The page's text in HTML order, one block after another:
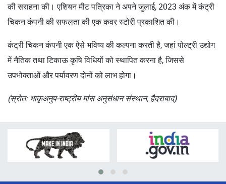
की सराहना की। एशियन मीट पत्रिका ने अपने जुलाई, 2023 अंक में कंट्री
चिकन कंपनी की सफलता की एक कवर स्टोरी प्रकाशित की।
कंट्री चिकन कंपनी एक ऐसे भविष्य की कल्पना करती है, जहां पोल्ट्री उद्योग
में नैतिक तथा टिकाऊ कृषि विधियों को स्थापित करना है, जिससे
उपभोक्ताओं और पर्यावरण दोनों को लाभ होगा।
(स्रोत: भाकृअनुप-राष्ट्रीय मांस अनुसंधान संस्थान, हैदराबाद)